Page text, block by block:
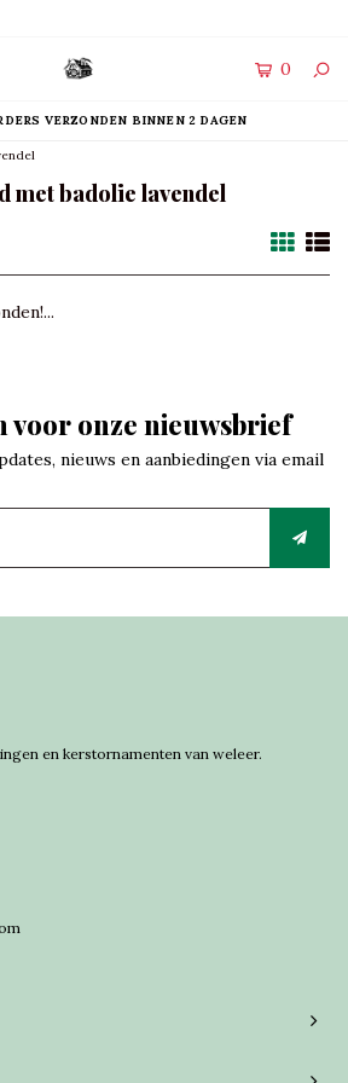
0
VERZONDEN BINNEN 2 DAGEN
met badolie lavendel
voor onze nieuwsbrief
nieuws en aanbiedingen via email
en kerstornamenten van weleer.